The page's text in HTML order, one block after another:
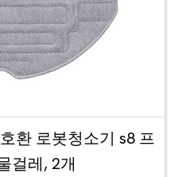
환 로봇청소기 s8 프
걸레, 2개